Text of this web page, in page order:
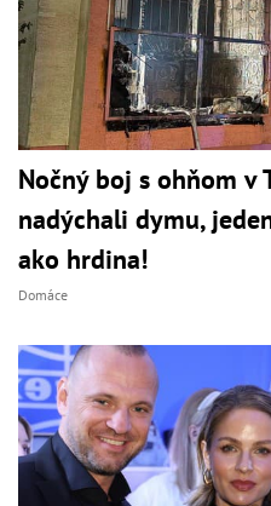
Nočný boj s ohňom v
nadýchali dymu,
ako hrdina!
Domáce